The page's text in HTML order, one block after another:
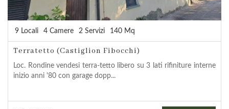
9 Locali 4 Camere 2 Servizi 140 Mq
Terratetto (Castiglion Fibocchi)
Loc. Rondine vendesi terra-tetto libero su 3 lati rifiniture interne
inizio anni '80 con garage dopp...